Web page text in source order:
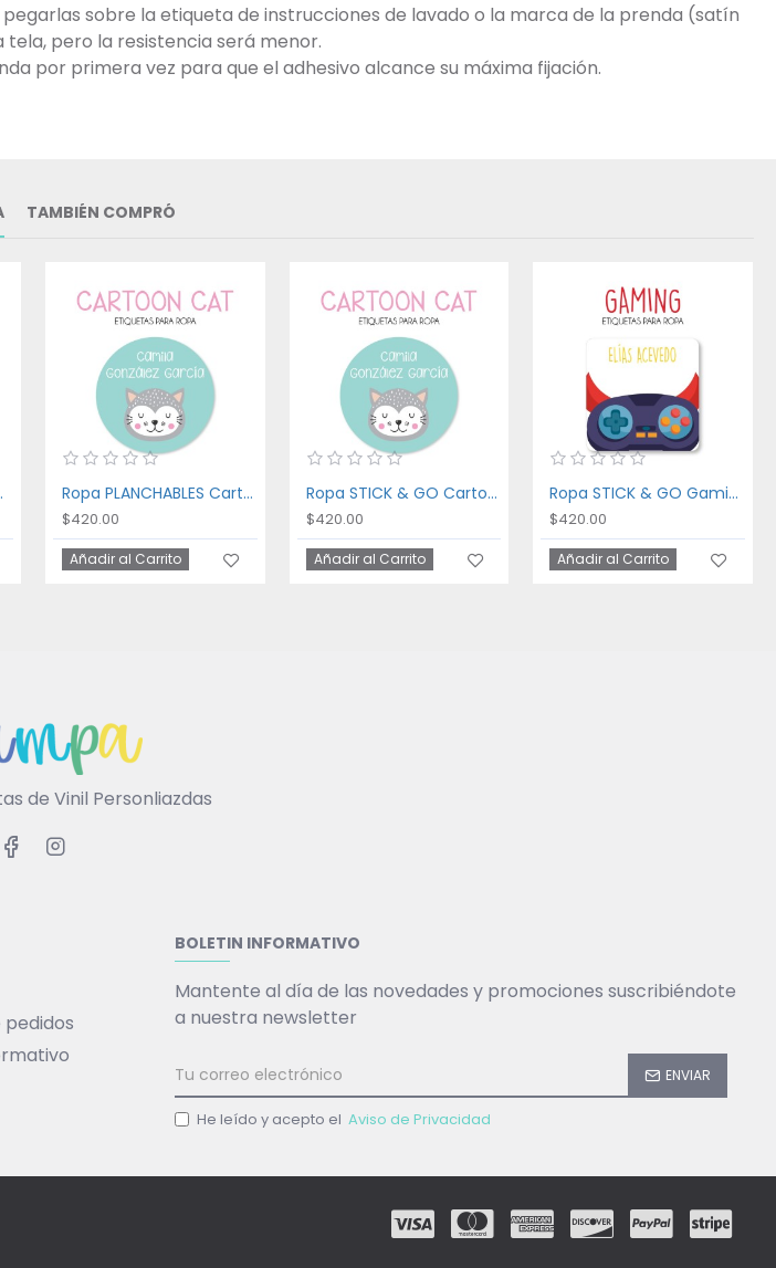
sobre la etiqueta de instrucciones de lavado o la marca de la prenda (satín
pero la resistencia será menor.
por primera vez para que el adhesivo alcance su máxima fijación.
TAMBIÉN COMPRÓ
Ropa PLANCHABLES Cartoon Cat
$420.00
Añadir al Carrito
Ropa STICK & GO Cartoon Cat
$420.00
Añadir al Carrito
Ropa STICK & GO Gaming
$420.00
Añadir al Carrito
de Vinil Personliazdas
pedidos
BOLETIN INFORMATIVO
Mantente al día de las novedades y promociones suscribiéndote
a nuestra newsletter
ENVIAR
He leído y acepto el Aviso de Privacidad